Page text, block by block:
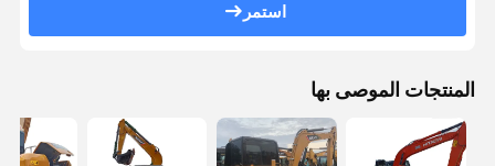
استمر
المنتجات الموصى بها